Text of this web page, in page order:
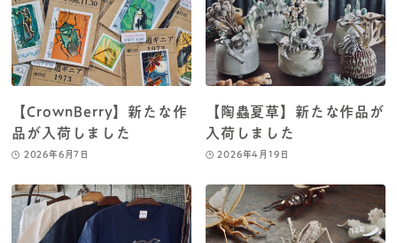
【CrownBerry】新たな作
品が入荷しました
2026年6月7日
【陶蟲夏草】新たな作品が
入荷しました
2026年4月19日